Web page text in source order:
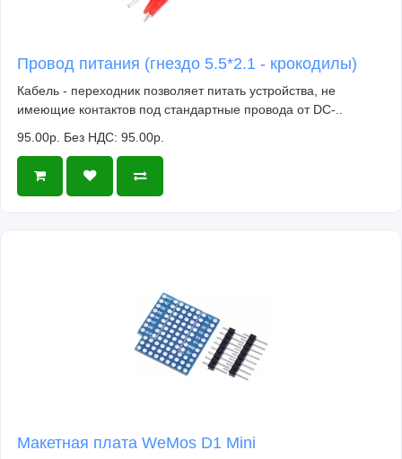
Провод питания (гнездо 5.5*2.1 - крокодилы)
Кабель - переходник позволяет питать устройства, не
имеющие контактов под стандартные провода от DC-..
95.00р. Без НДС: 95.00р.
Макетная плата WeMos D1 Mini